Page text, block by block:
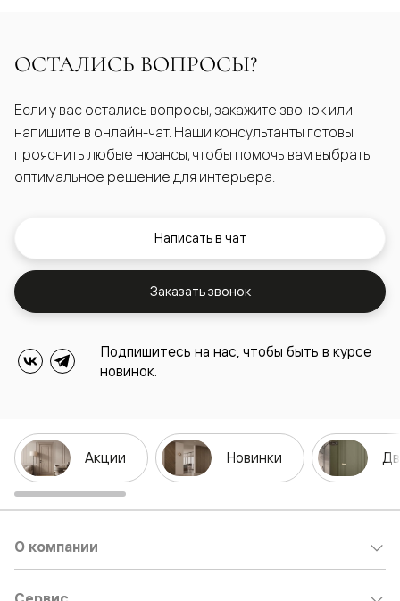
ОСТАЛИСЬ ВОПРОСЫ?
Если у вас остались вопросы, закажите звонок или
напишите в онлайн-чат. Наши консультанты готовы
прояснить любые нюансы, чтобы помочь вам выбрать
оптимальное решение для интерьера.
Написать в чат
Заказать звонок
Подпишитесь на нас, чтобы быть в курсе
новинок.
Акции Новинки
О компании